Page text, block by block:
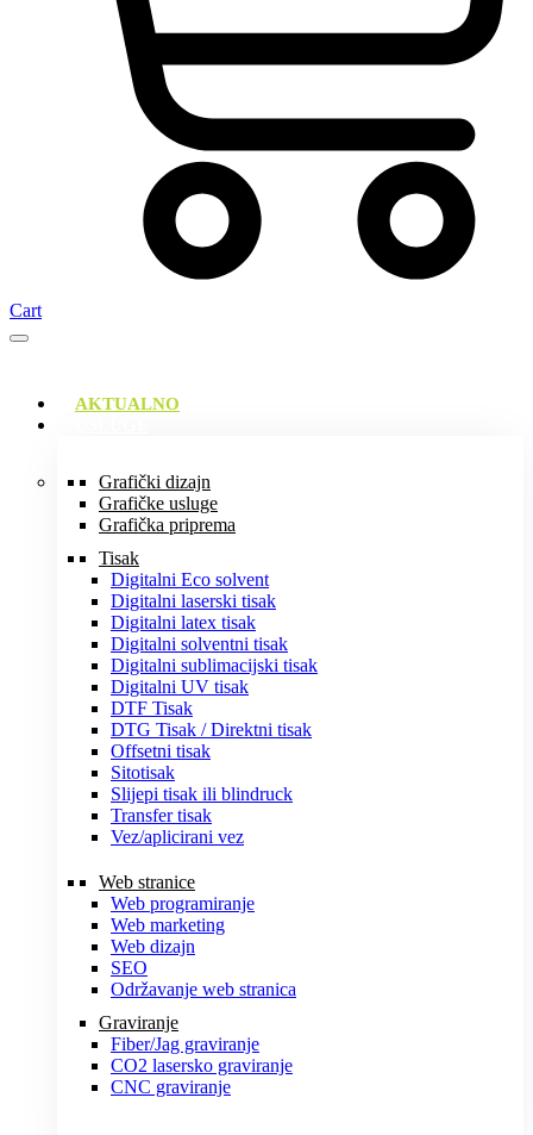
Cart
AKTUALNO
Grafički dizajn
Grafičke usluge
Grafička priprema
Tisak
Digitalni Eco solvent
Digitalni laserski tisak
Digitalni latex tisak
Digitalni solventni tisak
Digitalni sublimacijski tisak
Digitalni UV tisak
DTF Tisak
DTG Tisak / Direktni tisak
Offsetni tisak
Sitotisak
Slijepi tisak ili blindruck
Transfer tisak
Vez/aplicirani vez
Web stranice
Web programiranje
Web marketing
Web dizajn
SEO
Održavanje web stranica
Graviranje
Fiber/Jag graviranje
CO2 lasersko graviranje
CNC graviranje